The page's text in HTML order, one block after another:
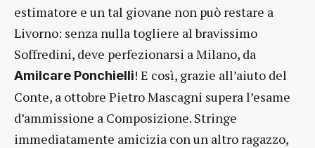
estimatore e un tal giovane non può restare a
Livorno: senza nulla togliere al bravissimo
Soffredini, deve perfezionarsi a Milano, da
Amilcare Ponchielli! E così, grazie all’aiuto del
Conte, a ottobre Pietro Mascagni supera l’esame
d’ammissione a Composizione. Stringe
immediatamente amicizia con un altro ragazzo,